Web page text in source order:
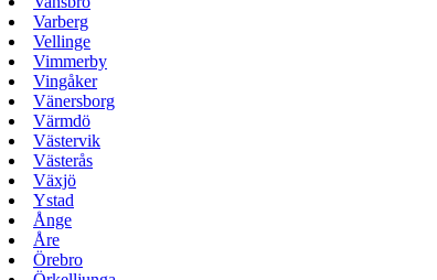
Varberg
Vellinge
Vimmerby
Vingåker
Vänersborg
Värmdö
Västervik
Västerås
Växjö
Ystad
Ånge
Åre
Örebro